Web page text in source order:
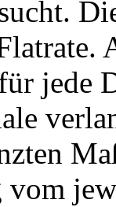
jede
vom